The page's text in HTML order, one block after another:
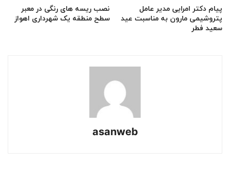
نصب ریسه های رنگی در معبر
سطح منطقه یک شهرداری اهواز
پیام دکتر امرایی مدیر عامل
پتروشیمی مارون به مناسبت عید
سعید فطر
asanweb